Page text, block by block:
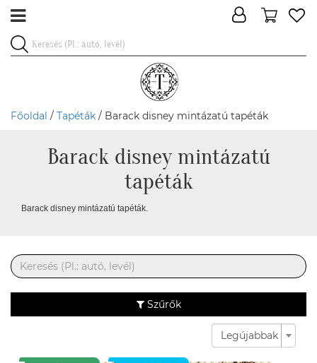
Főoldal / Tapéták / Barack disney mintázatú tapéták
Barack disney mintázatú
tapéták
Barack disney mintázatú tapéták.
Szűrők
Legújabbak